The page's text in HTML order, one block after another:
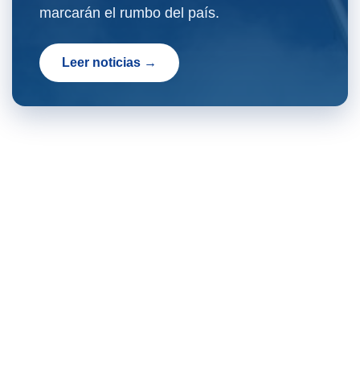
marcarán el rumbo del país.
Leer noticias →